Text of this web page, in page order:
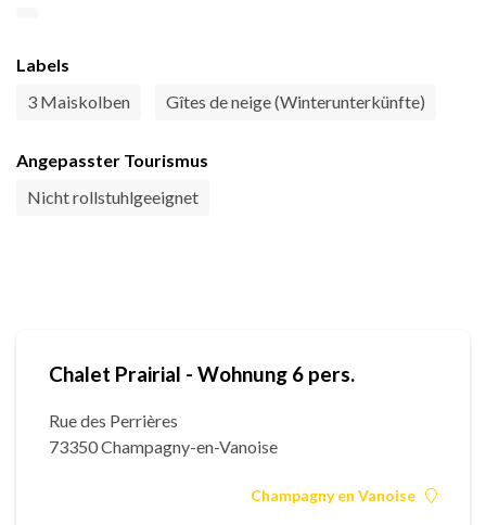
Labels
3 Maiskolben
Gîtes de neige (Winterunterkünfte)
Angepasster Tourismus
Nicht rollstuhlgeeignet
Chalet Prairial - Wohnung 6 pers.
Rue des Perrières
73350 Champagny-en-Vanoise
Champagny en Vanoise